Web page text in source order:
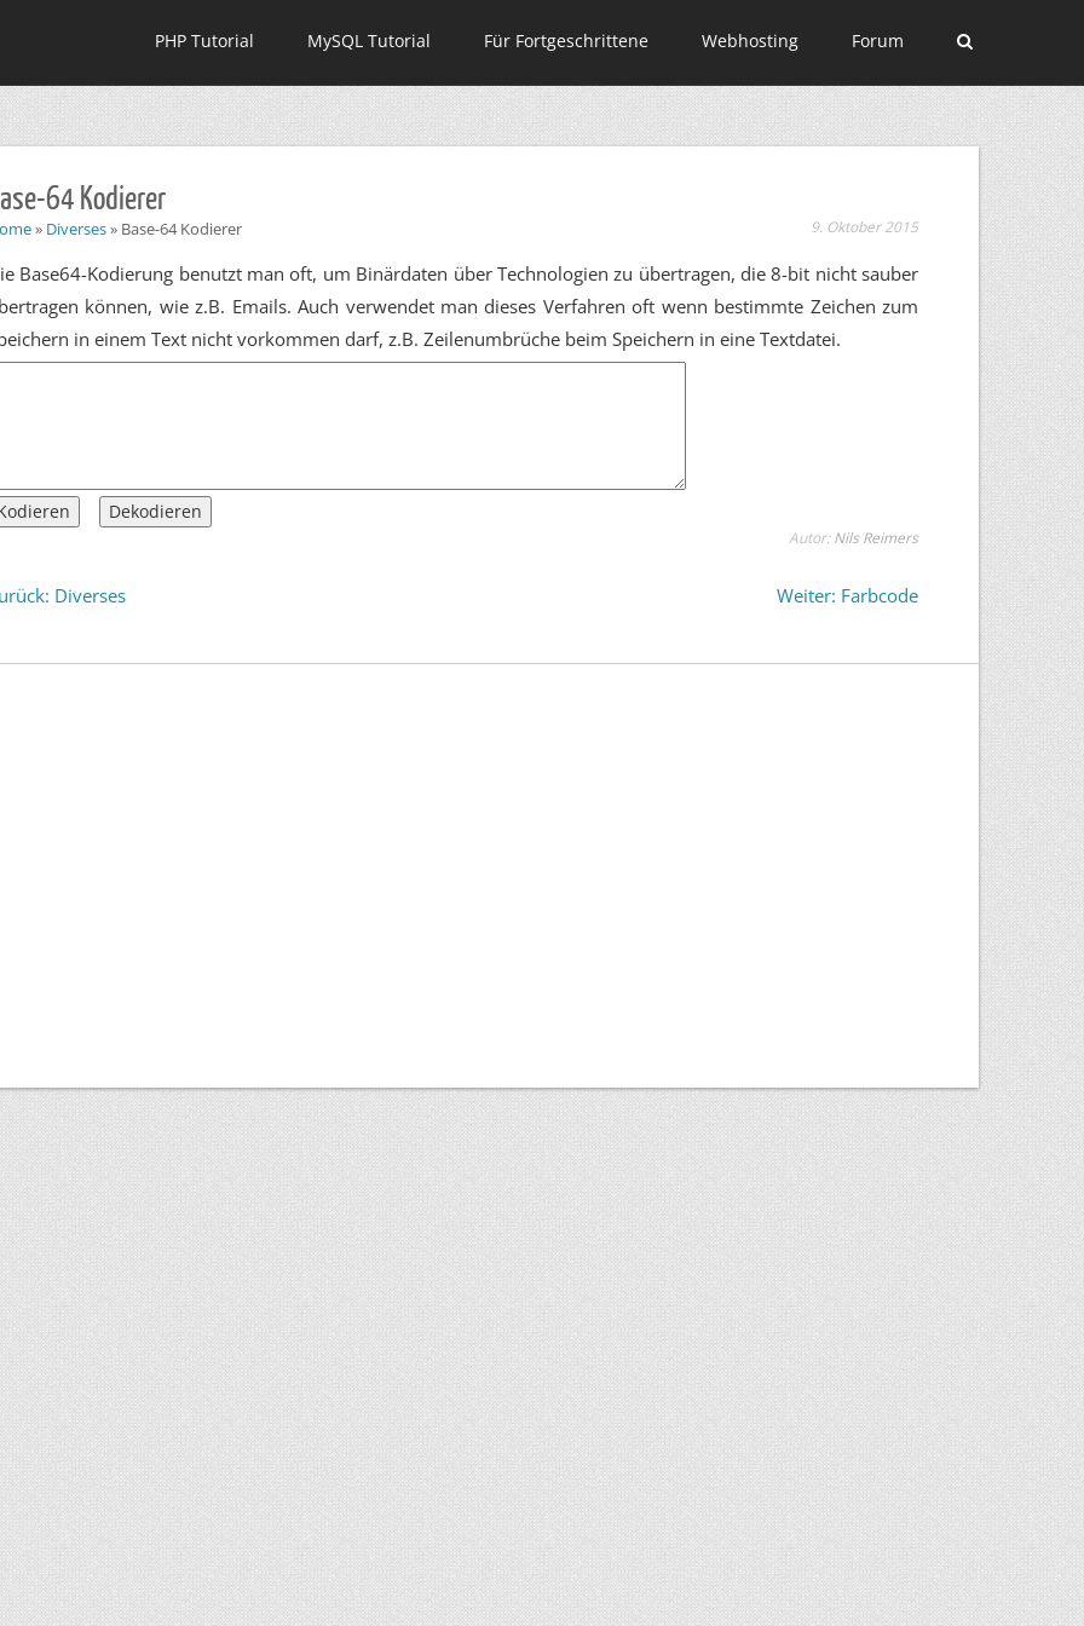
PHP Tutorial MySQL Tutorial Für Fortgeschrittene Webhosting Forum
64 Kodierer
9. Oktober 2015
» Diverses» Base-64 Kodierer
Base64-Kodierung benutzt man oft, um Binärdaten über Technologien zu übertragen, die 8-bit nicht sauber
können, wie z.B. Emails. Auch verwendet man dieses Verfahren oft wenn bestimmte Zeichen zum
in einem Text nicht vorkommen darf, z.B. Zeilenumbrüche beim Speichern in eine Textdatei.
Autor:Nils Reimers
Diverses Weiter: Farbcode